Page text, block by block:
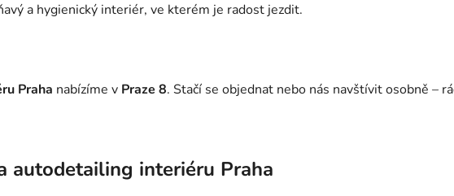
a hygienický interiér, ve kterém je radost jezdit.
Praha nabízíme v Praze 8. Stačí se objednat nebo nás navštívit osobně –
autodetailing interiéru Praha